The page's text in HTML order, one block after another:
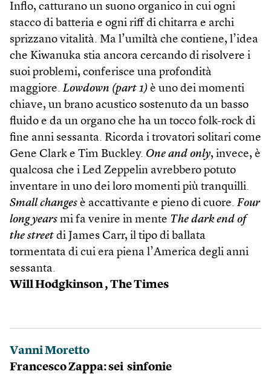
Inflo, catturano un suono organico in cui ogni
stacco di batteria e ogni riff di chitarra e archi
sprizzano vitalità. Ma l’umiltà che contiene, l’idea
che Kiwanuka stia ancora cercando di risolvere i
suoi problemi, conferisce una profondità
maggiore. Lowdown (part 1) è uno dei momenti
chiave, un brano acustico sostenuto da un basso
fluido e da un organo che ha un tocco folk-rock di
fine anni sessanta. Ricorda i trovatori solitari come
Gene Clark e Tim Buckley. One and only, invece, è
qualcosa che i Led Zeppelin avrebbero potuto
inventare in uno dei loro momenti più tranquilli.
Small changes è accattivante e pieno di cuore. Four
long years mi fa venire in mente The dark end of
the street di James Carr, il tipo di ballata
tormentata di cui era piena l’America degli anni
sessanta.
Will Hodgkinson , The Times
Vanni Moretto
Francesco Zappa: sei sinfonie